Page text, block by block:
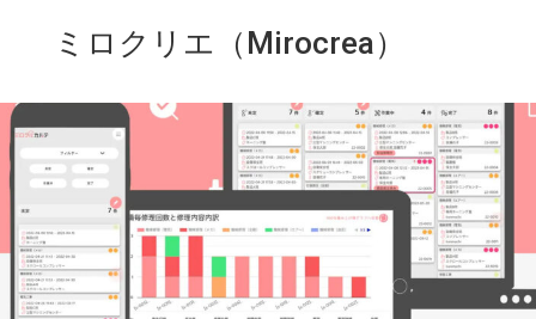
ミロクリエ（Mirocrea）